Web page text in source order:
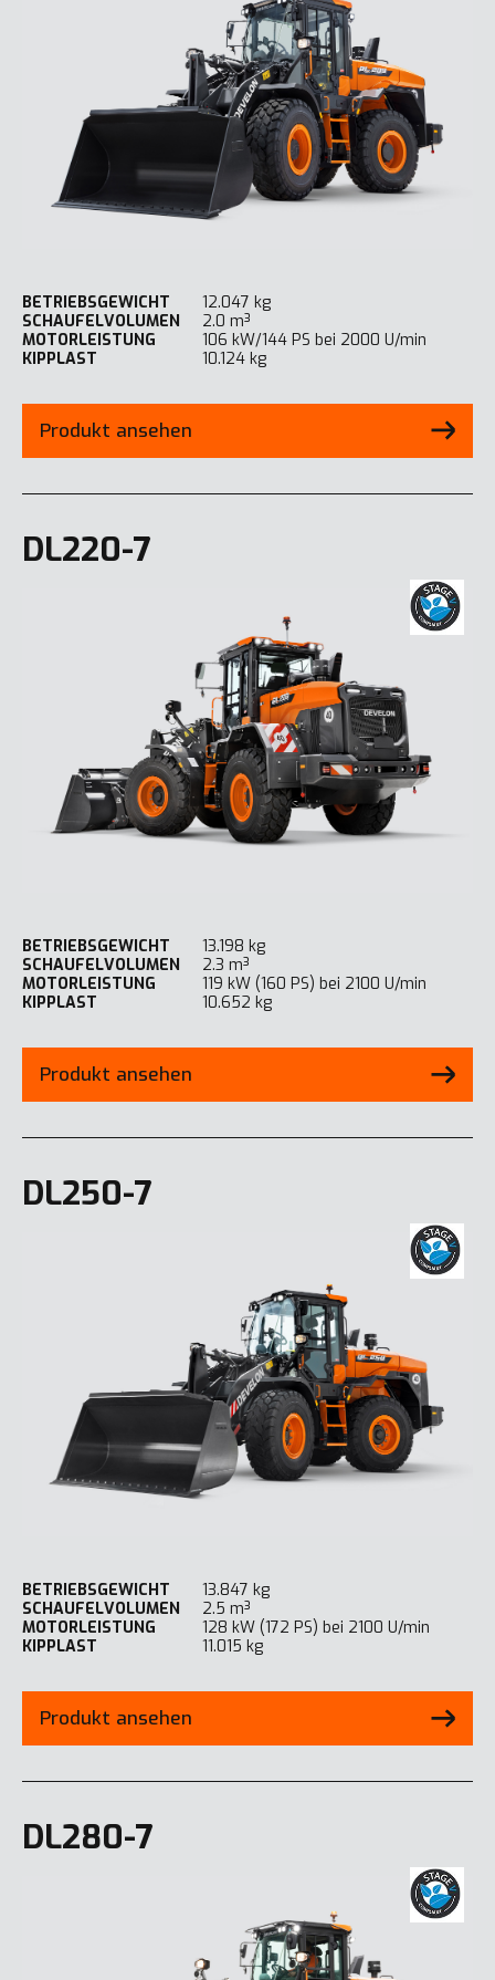
BETRIEBSGEWICHT
12.047 kg
SCHAUFELVOLUMEN
2.0 m³
MOTORLEISTUNG
106 kW/144 PS bei 2000 U/min
KIPPLAST
10.124 kg
Produkt ansehen
DL220-7
BETRIEBSGEWICHT
13.198 kg
SCHAUFELVOLUMEN
2.3 m³
MOTORLEISTUNG
119 kW (160 PS) bei 2100 U/min
KIPPLAST
10.652 kg
Produkt ansehen
DL250-7
BETRIEBSGEWICHT
13.847 kg
SCHAUFELVOLUMEN
2.5 m³
MOTORLEISTUNG
128 kW (172 PS) bei 2100 U/min
KIPPLAST
11.015 kg
Produkt ansehen
DL280-7